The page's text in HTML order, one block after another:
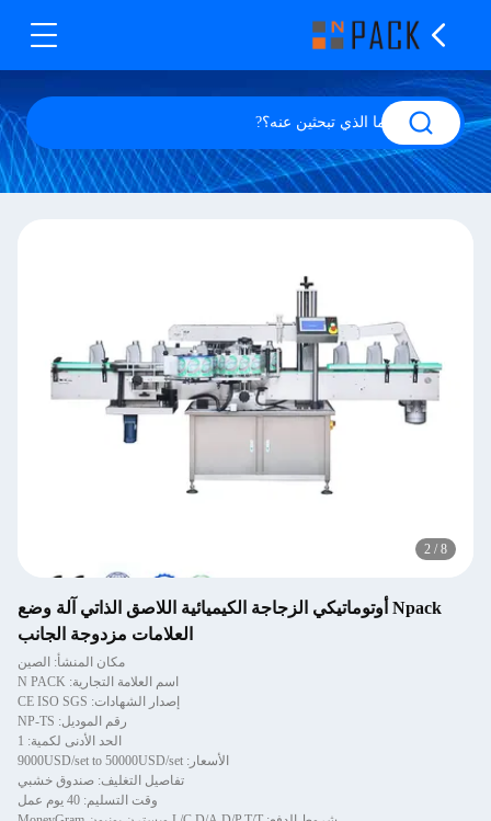
2 / 8
Npack أوتوماتيكي الزجاجة الكيميائية اللاصق الذاتي آلة وضع
العلامات مزدوجة الجانب
مكان المنشأ: الصين
اسم العلامة التجارية: N PACK
إصدار الشهادات: CE ISO SGS
رقم الموديل: NP-TS
الحد الأدنى لكمية: 1
الأسعار: 9000USD/set to 50000USD/set
تفاصيل التغليف: صندوق خشبي
وقت التسليم: 40 يوم عمل